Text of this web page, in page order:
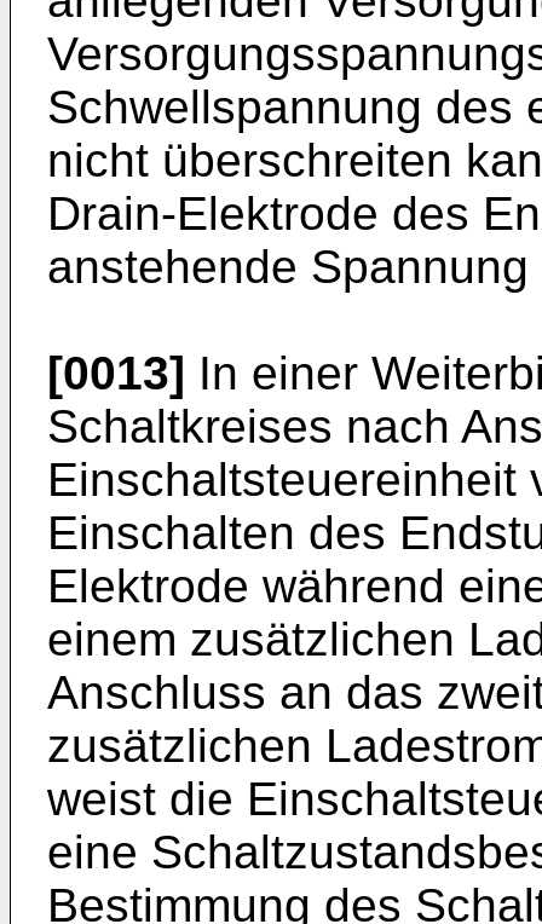
Schwellspannung des
nicht überschreiten
Drain-Elektrode des
anstehende
[0013] In einer
Schaltkreises nach
Einschaltsteuereinheit
Einschalten des
Elektrode während
einem zusätzlichen
Anschluss an das
zusätzlichen
weist die
eine
Bestimmung des